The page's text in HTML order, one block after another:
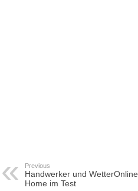
Previous
Handwerker und WetterOnline
Home im Test